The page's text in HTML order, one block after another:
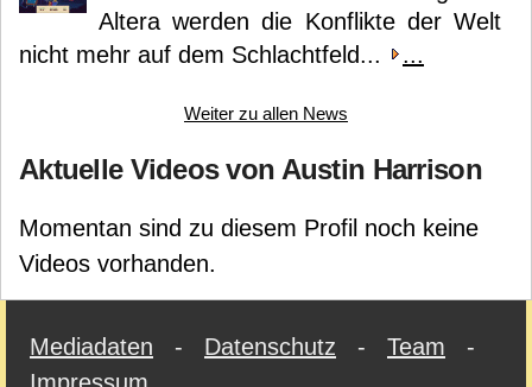
Altera werden die Konflikte der Welt
nicht mehr auf dem Schlachtfeld...
...
Weiter zu allen News
Aktuelle Videos von Austin Harrison
Momentan sind zu diesem Profil noch keine
Videos vorhanden.
Mediadaten - Datenschutz - Team -